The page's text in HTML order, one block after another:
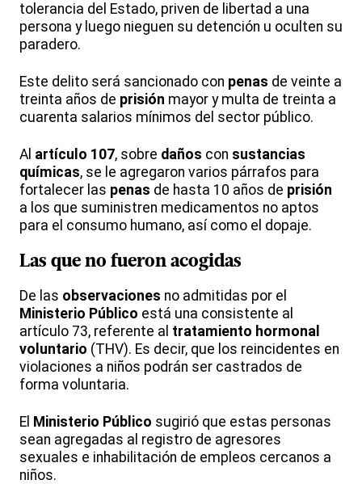
tolerancia del Estado, priven de libertad a una
persona y luego nieguen su detención u oculten su
paradero.
Este delito será sancionado con penas de veinte a
treinta años de prisión mayor y multa de treinta a
cuarenta salarios mínimos del sector público.
Al artículo 107, sobre daños con sustancias
químicas, se le agregaron varios párrafos para
fortalecer las penas de hasta 10 años de prisión
a los que suministren medicamentos no aptos
para el consumo humano, así como el dopaje.
Las que no fueron acogidas
De las observaciones no admitidas por el
Ministerio Público está una consistente al
artículo 73, referente al tratamiento hormonal
voluntario (THV). Es decir, que los reincidentes en
violaciones a niños podrán ser castrados de
forma voluntaria.
El Ministerio Público sugirió que estas personas
sean agregadas al registro de agresores
sexuales e inhabilitación de empleos cercanos a
niños.